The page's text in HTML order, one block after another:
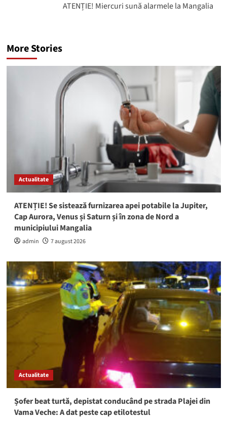
ATENȚIE! Miercuri sună alarmele la Mangalia
More Stories
Actualitate
ATENȚIE! Se sistează furnizarea apei potabile la Jupiter,
Cap Aurora, Venus și Saturn și în zona de Nord a
municipiului Mangalia
admin 7 august 2026
Actualitate
Șofer beat turtă, depistat conducând pe strada Plajei din
Vama Veche: A dat peste cap etilotestul